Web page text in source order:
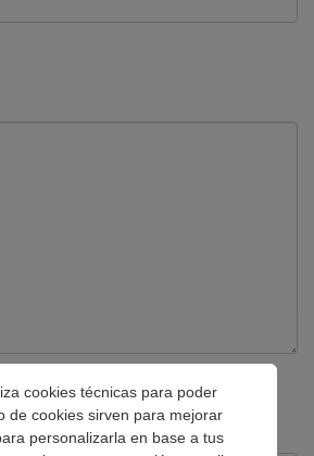
cookies técnicas para poder
de cookies sirven para mejorar
personalizarla en base a tus